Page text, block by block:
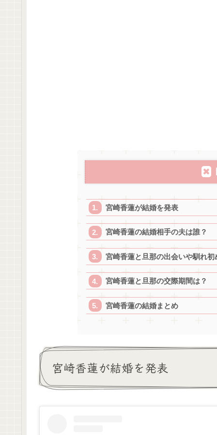
宮崎香蓮が結婚を発表
宮崎香蓮の結婚相手の夫は誰？
宮崎香蓮と旦那の出会いや馴れ初
宮崎香蓮と旦那の交際期間は？
宮崎香蓮の結婚まとめ
宮崎香蓮が結婚を発表